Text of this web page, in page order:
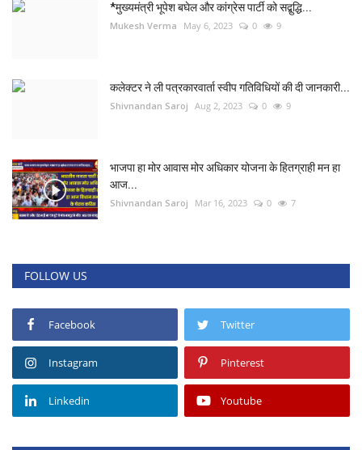
*मुख्यमंत्री भूपेश बघेल और कांग्रेस पार्टी को सद्बुद्धि...
Mukesh Verma May 6, 2023 0 9
कलेक्टर ने ली पत्रकारवार्ता स्वीप गतिविधियों की दी जानकारी...
Shivnandan Saroj Aug 2, 2023 0 9
भाजपा हा मोर आवास मोर अधिकार योजना के हितग्राही मन हा
आज...
Shivnandan Saroj Mar 16, 2023 0 7
FOLLOW US
Facebook Twitter
Instagram Pinterest
Linkedin Youtube